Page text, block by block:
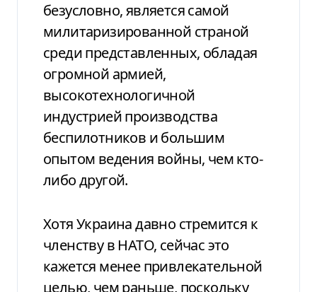
безусловно, является самой
милитаризированной страной
среди представленных, обладая
огромной армией,
высокотехнологичной
индустрией производства
беспилотников и большим
опытом ведения войны, чем кто-
либо другой.
Хотя Украина давно стремится к
членству в НАТО, сейчас это
кажется менее привлекательной
целью, чем раньше, поскольку